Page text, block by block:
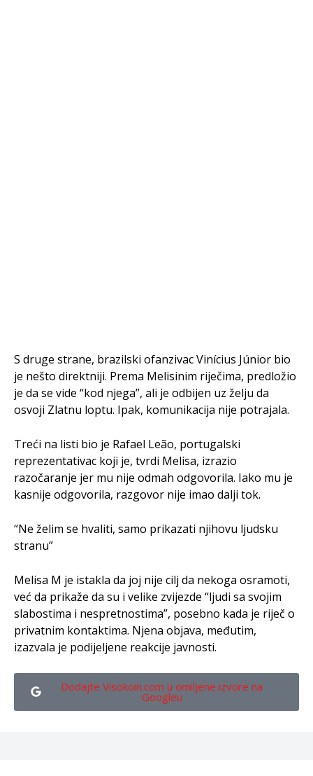
S druge strane, brazilski ofanzivac Vinícius Júnior bio
je nešto direktniji. Prema Melisinim riječima, predložio
je da se vide “kod njega”, ali je odbijen uz želju da
osvoji Zlatnu loptu. Ipak, komunikacija nije potrajala.
Treći na listi bio je Rafael Leão, portugalski
reprezentativac koji je, tvrdi Melisa, izrazio
razočaranje jer mu nije odmah odgovorila. Iako mu je
kasnije odgovorila, razgovor nije imao dalji tok.
“Ne želim se hvaliti, samo prikazati njihovu ljudsku
stranu”
Melisa M je istakla da joj nije cilj da nekoga osramoti,
već da prikaže da su i velike zvijezde “ljudi sa svojim
slabostima i nespretnostima”, posebno kada je riječ o
privatnim kontaktima. Njena objava, međutim,
izazvala je podijeljene reakcije javnosti.
Dodajte Visokoin.com u omiljene izvore na
Googleu